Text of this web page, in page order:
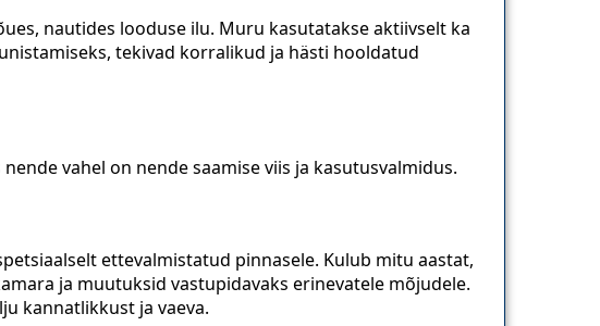
nautides looduse ilu. Muru kasutatakse aktiivselt ka
tekivad korralikud ja hästi hooldatud
vahel on nende saamise viis ja kasutusvalmidus.
ettevalmistatud pinnasele. Kulub mitu aastat,
ja muutuksid vastupidavaks erinevatele mõjudele.
kannatlikkust ja vaeva.